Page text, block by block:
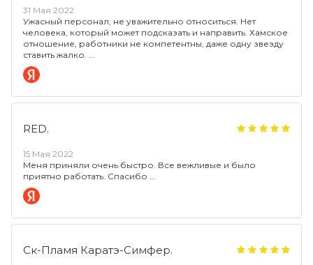
31 Мая 2022
Ужасный персонал, не уважительно относиться. Нет
человека, который может подсказать и направить. Хамское
отношение, работники не компетентны, даже одну звезду
ставить жалко.
RED.
15 Мая 2022
Меня приняли очень быстро. Все вежливые и было
приятно работать. Спасибо
Ск-Пламя Каратэ-Симфер.